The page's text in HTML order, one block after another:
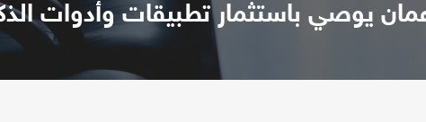
يوصي باستثمار تطبيقات وأدوات